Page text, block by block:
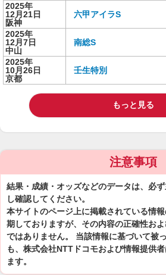
2025年
12月21日
阪神
六甲アイラS
2025年
12月7日
中山
南総S
2025年
10月26日
京都
壬生特別
もっと見る
注意事項
結果・成績・オッズなどのデータは、必
し確認してください。
本サイトのページ上に掲載されている情
期しておりますが、その内容の正確性お
ではありません。 当該情報に基づいて被
も、株式会社NTTドコモおよび情報提供
ます。